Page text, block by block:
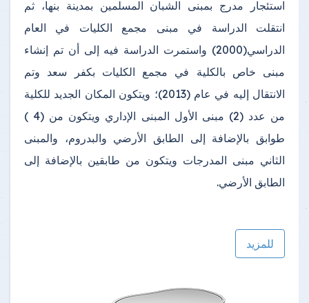
استئجار مدرج بمبنى الشبان المسلمين بمدينة بنها، ثم
انتقلت الدراسة في مبنى مجمع الكليات في العام
الدراسي(2000) واستمرت الدراسة فيه إلى أن تم إنشاء
مبنى خاص بالكلية في مجمع الكليات بكفر سعد وتم
الانتقال إليه في عام (2013)؛ ويتكون المكان الجديد للكلية
من عدد (2) مبنى الأول المبنى الإداري ويتكون من (4 )
طوابق بالإضافة إلى الطابق الأرضي والبدروم، والمبنى
الثاني مبنى المدرجات ويتكون من طابقين بالإضافة إلى
الطابق الأرضي.
للمزيد